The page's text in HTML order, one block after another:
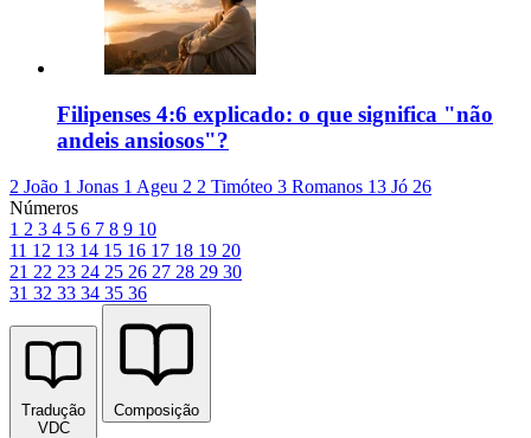
Filipenses 4:6 explicado: o que significa "não
andeis ansiosos"?
2 João 1 Jonas 1 Ageu 2 2 Timóteo 3 Romanos 13 Jó 26
Números
1 2 3 4 5 6 7 8 9 10
11 12 13 14 15 16 17 18 19 20
21 22 23 24 25 26 27 28 29 30
31 32 33 34 35 36
Tradução
VDC
Composição